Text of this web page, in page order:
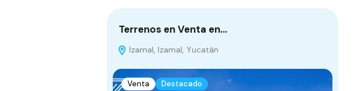
Terrenos en Venta en…
Izamal, Izamal, Yucatán
Venta Destacado